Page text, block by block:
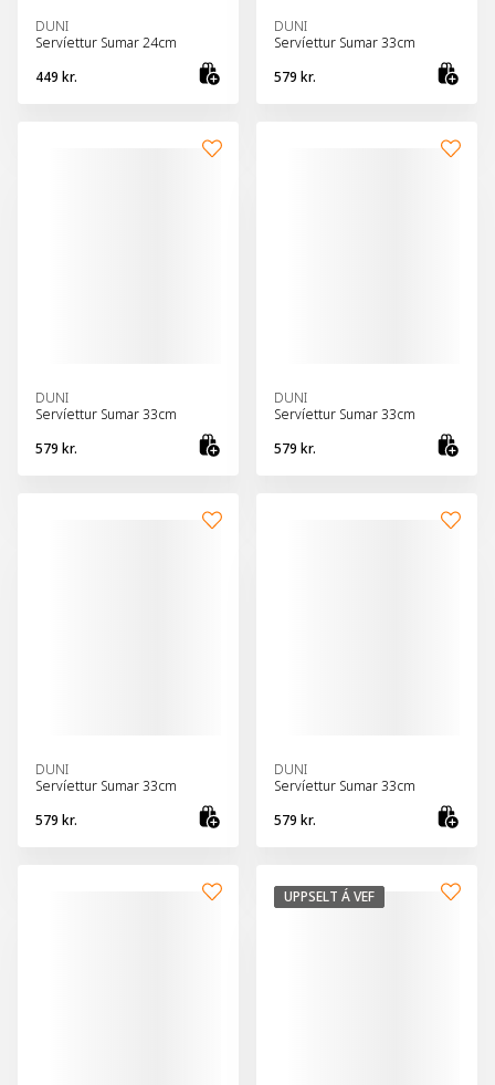
DUNI
Servíettur Sumar 24cm
449 kr.
DUNI
Servíettur Sumar 33cm
579 kr.
DUNI
Servíettur Sumar 33cm
579 kr.
DUNI
Servíettur Sumar 33cm
579 kr.
DUNI
Servíettur Sumar 33cm
579 kr.
DUNI
Servíettur Sumar 33cm
579 kr.
UPPSELT Á VEF